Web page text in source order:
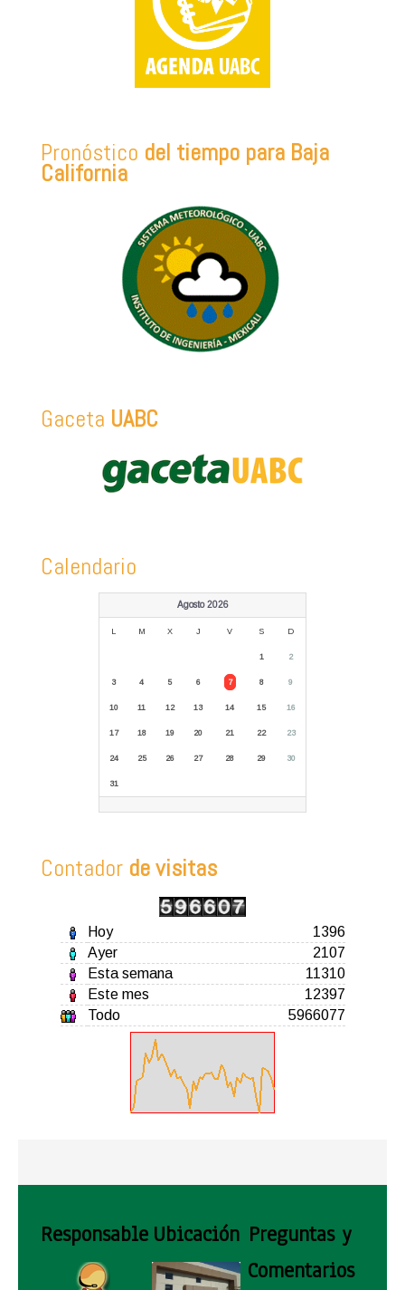
Pronóstico del tiempo para Baja
California
Gaceta UABC
Calendario
Agosto 2026
L M X J V S D
1 2
3 4 5 6 7 8 9
10 11 12 13 14 15 16
17 18 19 20 21 22 23
24 25 26 27 28 29 30
31
Contador de visitas
Hoy
1396
Ayer
2107
Esta semana
11310
Este mes
12397
Todo
5966077
Responsable Ubicación Preguntas y
Comentarios